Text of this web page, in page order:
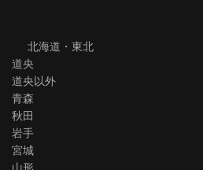
北海道・東北
道央
道央以外
青森
秋田
岩手
宮城
山形